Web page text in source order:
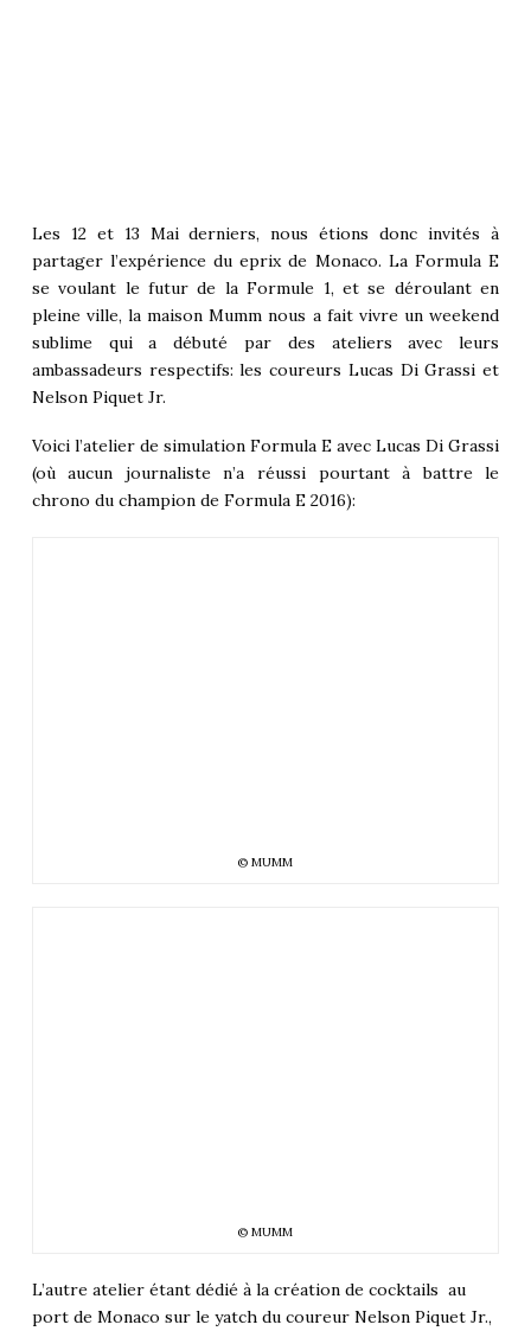
Les 12 et 13 Mai derniers, nous étions donc invités à
partager l’expérience du eprix de Monaco. La Formula E
se voulant le futur de la Formule 1, et se déroulant en
pleine ville, la maison Mumm nous a fait vivre un weekend
sublime qui a débuté par des ateliers avec leurs
ambassadeurs respectifs: les coureurs Lucas Di Grassi et
Nelson Piquet Jr.
Voici l’atelier de simulation Formula E avec Lucas Di Grassi
(où aucun journaliste n’a réussi pourtant à battre le
chrono du champion de Formula E 2016):
© MUMM
© MUMM
L’autre atelier étant dédié à la création de cocktails au
port de Monaco sur le yatch du coureur Nelson Piquet Jr.,